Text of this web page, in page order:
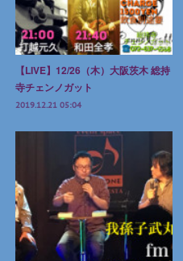
【LIVE】12/26（木）大阪茨木 総持
寺チェンノガット
2019.12.21 05:04